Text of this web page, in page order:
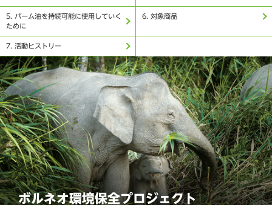
5. パーム油を持続可能に使用していく
ために
6. 対象商品
7. 活動ヒストリー
ボルネオ環境保全プロジェクト